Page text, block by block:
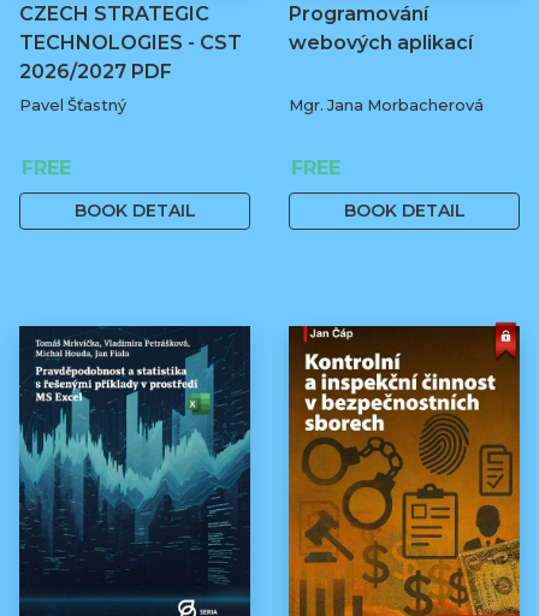
CZECH STRATEGIC
TECHNOLOGIES - CST
2026/2027 PDF
Pavel Šťastný
FREE
BOOK DETAIL
Programování
webových aplikací
Mgr. Jana Morbacherová
FREE
BOOK DETAIL